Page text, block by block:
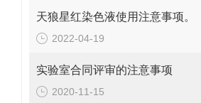
天狼星红染色液使用注意事项。
2022-04-19
实验室合同评审的注意事项
2020-11-15